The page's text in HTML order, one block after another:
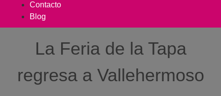
Contacto
Blog
La Feria de la Tapa
regresa a Vallehermoso